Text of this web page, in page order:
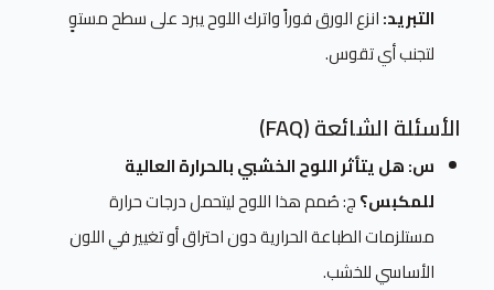
التبريد:انزع الورق فوراً واترك اللوح يبرد على سطح مستوٍ
لتجنب أي تقوس.
الأسئلة الشائعة (FAQ)
س: هل يتأثر اللوح الخشبي بالحرارة العالية
للمكبس؟ج: صُمم هذا اللوح ليتحمل درجات حرارة
مستلزمات الطباعة الحرارية دون احتراق أو تغيير في اللون
الأساسي للخشب.